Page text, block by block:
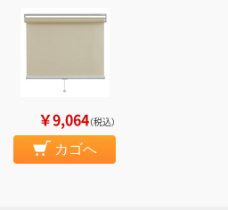
￥9,064（税込）
カゴへ